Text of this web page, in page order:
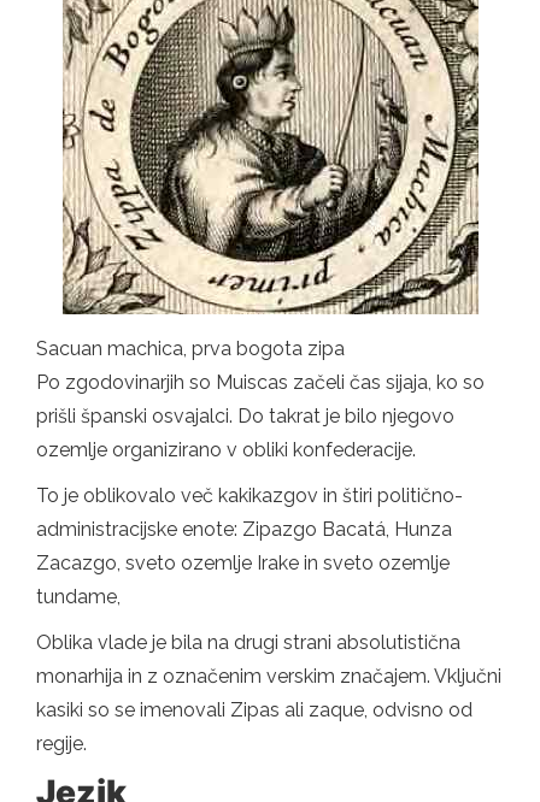
Sacuan machica, prva bogota zipa
Po zgodovinarjih so Muiscas začeli čas sijaja, ko so
prišli španski osvajalci. Do takrat je bilo njegovo
ozemlje organizirano v obliki konfederacije.
To je oblikovalo več kakikazgov in štiri politično-
administracijske enote: Zipazgo Bacatá, Hunza
Zacazgo, sveto ozemlje Irake in sveto ozemlje
tundame,
Oblika vlade je bila na drugi strani absolutistična
monarhija in z označenim verskim značajem. Vključni
kasiki so se imenovali Zipas ali zaque, odvisno od
regije.
Jezik